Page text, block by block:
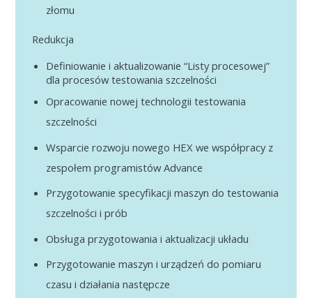
Development of methods for measuring pipes
Participation in the global BOP
Support in the development of new heat
exchangers
Creating and updating PFMEA, control plan, job
instructions
Technological support of other Estra branches
Requirements:
communication
quality improvement and cost reduction
Operator training
Participation in the global BOP
Support in the development of new heat
Creating and updating PFMEA, control plan, job
Requirements:
English at a level that allows for free
communication
złomu
Redukcja
Definiowanie i aktualizowanie “Listy procesowej”
dla procesów testowania szczelności
Opracowanie nowej technologii testowania
szczelności
Wsparcie rozwoju nowego HEX we współpracy z
zespołem programistów Advance
Przygotowanie specyfikacji maszyn do testowania
szczelności i prób
Obsługa przygotowania i aktualizacji układu
Przygotowanie maszyn i urządzeń do pomiaru
czasu i działania następcze